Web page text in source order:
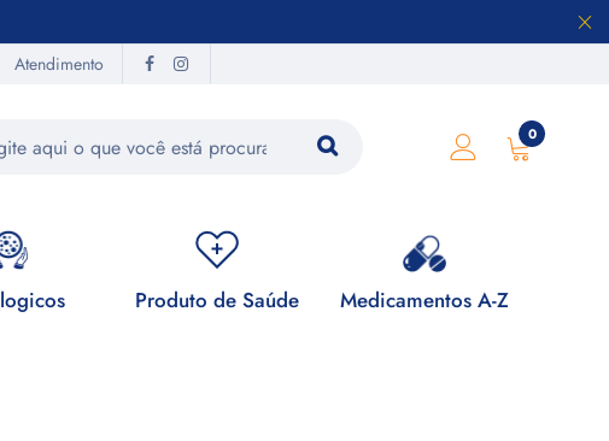
Atendimento
0
Produto de Saúde Medicamentos A-Z